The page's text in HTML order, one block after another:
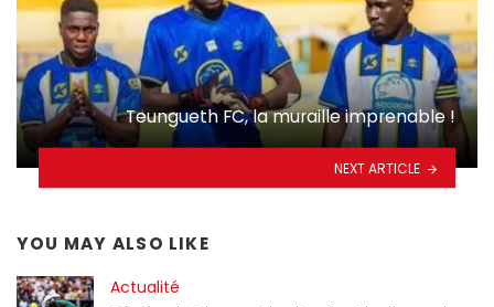
Teungueth FC, la muraille imprenable !
NEXT ARTICLE
YOU MAY ALSO LIKE
Actualité